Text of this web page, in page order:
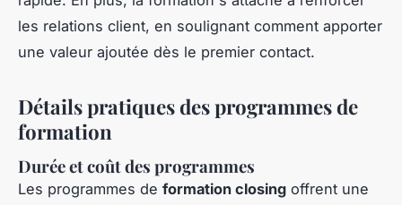
les relations client, en soulignant comment apporter
une valeur ajoutée dès le premier contact.
Détails pratiques des programmes de
formation
Durée et coût des programmes
Les programmes de formation closing offrent une